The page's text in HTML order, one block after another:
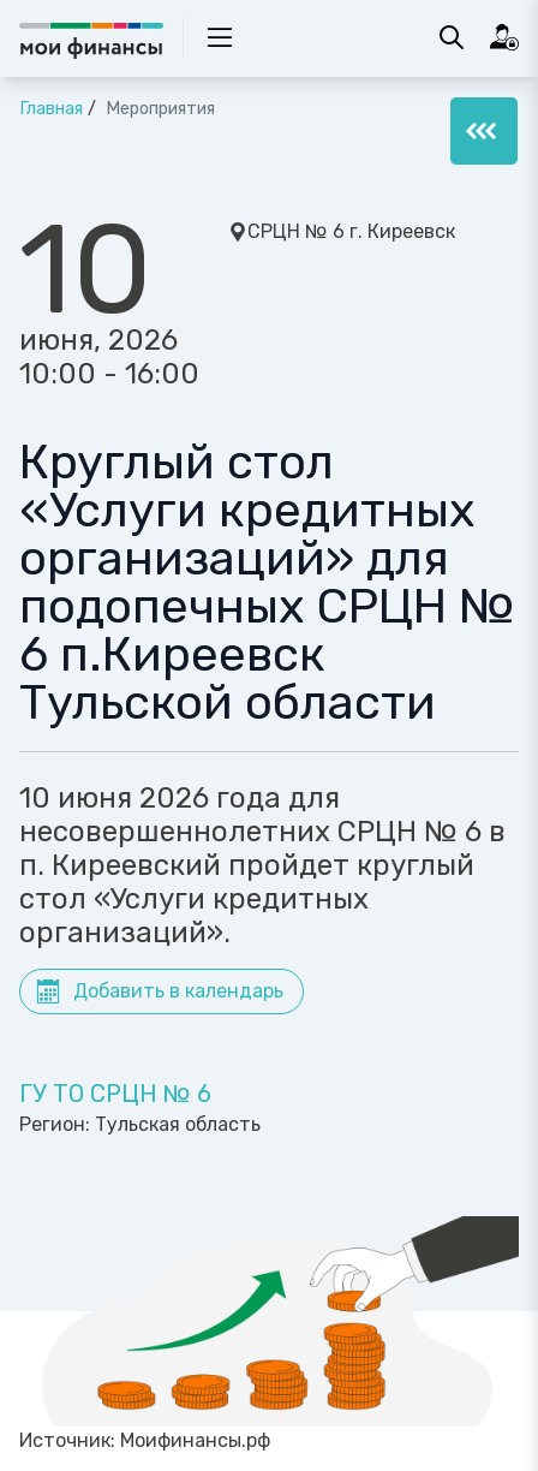
Главная Мероприятия
10
июня, 2026
10:00 - 16:00
СРЦН № 6 г. Киреевск
Круглый стол
«Услуги кредитных
организаций» для
подопечных СРЦН №
6 п.Киреевск
Тульской области
10 июня 2026 года для
несовершеннолетних СРЦН № 6 в
п. Киреевский пройдет круглый
стол «Услуги кредитных
организаций».
Добавить в календарь
ГУ ТО СРЦН № 6
Регион: Тульская область
Источник: Моифинансы.рф